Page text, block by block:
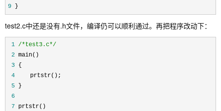
9 }
test2.c中还是没有.h文件，编译仍可以顺利通过。再把程序改动下：
1 /*test3.c*/
2 main()
3 {
4 prtstr();
5 }
6
7 prtstr()